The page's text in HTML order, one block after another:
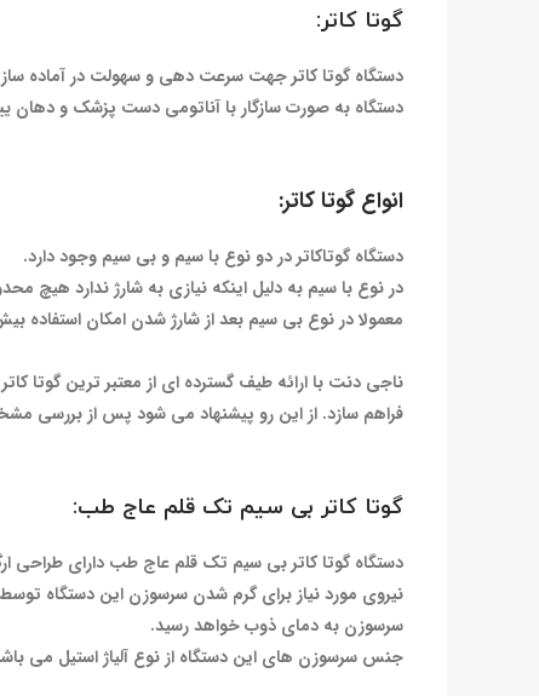
گوتا کاتر:
دستگاه گوتا کاتر جهت سرعت دهی و سهولت در آماده
دستگاه به صورت سازگار با آناتومی دست پزشک و دهان
انواع گوتا کاتر:
دستگاه گوتاکاتر در دو نوع با سیم و بی سیم وجود دارد.
در نوع با سیم به دلیل اینکه نیازی به شارژ ندارد هیچ
معمولا در نوع بی سیم بعد از شارژ شدن امکان استفاده بیش از 100 دفعه را
ناجی دنت با ارائه‌ طیف گسترده ای از معتبر ترین گوتا
فراهم سازد. از این رو پیشنهاد می شود پس از بررسی
گوتا کاتر بی سیم تک قلم عاج طب:
دستگاه گوتا کاتر بی سیم تک قلم عاج طب دارای طراحی
سرسوزن به دمای ذوب خواهد رسید.
جنس سرسوزن های این دستگاه از نوع آلیاژ استیل می